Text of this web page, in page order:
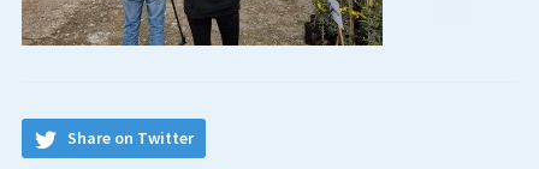
Share on Twitter